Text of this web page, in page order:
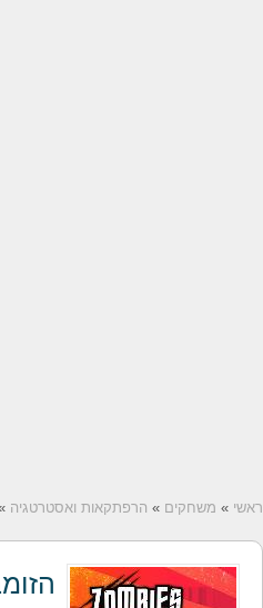
ראשי » משחקים » הרפתקאות ואסטרטגיה